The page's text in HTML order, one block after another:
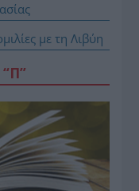
με τη Λιβύη